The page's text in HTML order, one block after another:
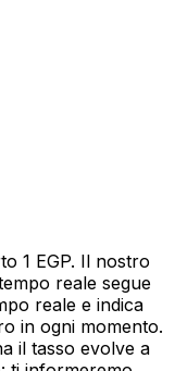
1 EGP. Il nostro
reale segue
reale e indica
in ogni momento.
il tasso evolve a